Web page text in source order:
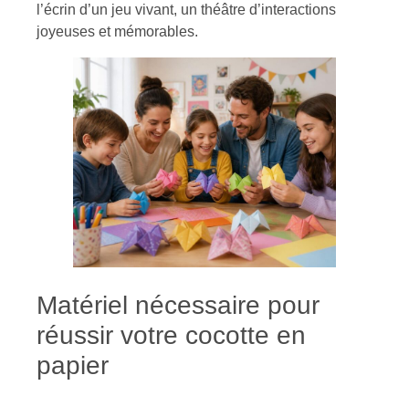
l’écrin d’un jeu vivant, un théâtre d’interactions
joyeuses et mémorables.
Matériel nécessaire pour
réussir votre cocotte en
papier